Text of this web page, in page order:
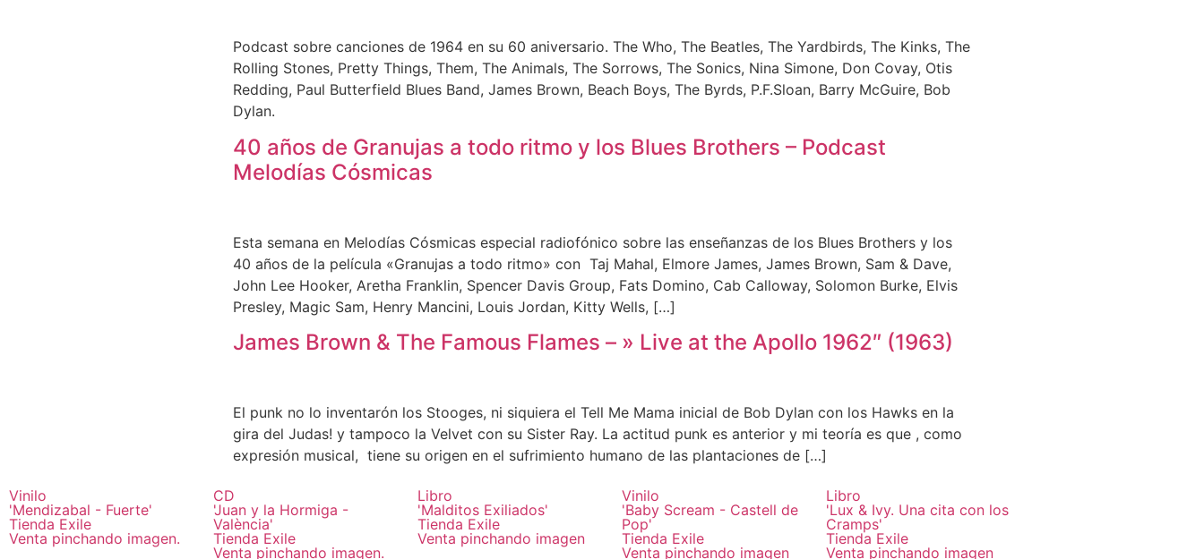
Podcast sobre canciones de 1964 en su 60 aniversario. The Who, The Beatles, The Yardbirds, The Kinks, The
Rolling Stones, Pretty Things, Them, The Animals, The Sorrows, The Sonics, Nina Simone, Don Covay, Otis
Redding, Paul Butterfield Blues Band, James Brown, Beach Boys, The Byrds, P.F.Sloan, Barry McGuire, Bob
Dylan.
40 años de Granujas a todo ritmo y los Blues Brothers – Podcast
Melodías Cósmicas
Esta semana en Melodías Cósmicas especial radiofónico sobre las enseñanzas de los Blues Brothers y los
40 años de la película «Granujas a todo ritmo» con Taj Mahal, Elmore James, James Brown, Sam & Dave,
John Lee Hooker, Aretha Franklin, Spencer Davis Group, Fats Domino, Cab Calloway, Solomon Burke, Elvis
Presley, Magic Sam, Henry Mancini, Louis Jordan, Kitty Wells, […]
James Brown & The Famous Flames – » Live at the Apollo 1962″ (1963)
El punk no lo inventarón los Stooges, ni siquiera el Tell Me Mama inicial de Bob Dylan con los Hawks en la
gira del Judas! y tampoco la Velvet con su Sister Ray. La actitud punk es anterior y mi teoría es que , como
expresión musical, tiene su origen en el sufrimiento humano de las plantaciones de […]
Vinilo
'Mendizabal - Fuerte'
Tienda Exile
Venta pinchando imagen.
CD
'Juan y la Hormiga -
València'
Tienda Exile
Venta pinchando imagen.
Libro
'Malditos Exiliados'
Tienda Exile
Venta pinchando imagen
Vinilo
'Baby Scream - Castell de
Pop'
Tienda Exile
Venta pinchando imagen
Libro
'Lux & Ivy. Una cita con los
Cramps'
Tienda Exile
Venta pinchando imagen